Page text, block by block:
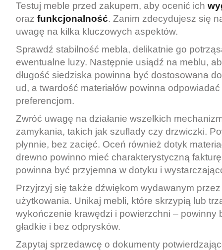
Testuj meble przed zakupem, aby ocenić ich
oraz funkcjonalność. Zanim zdecydujesz się
uwagę na kilka kluczowych aspektów.
Sprawdź stabilność mebla, delikatnie go
ewentualne luzy. Następnie usiądź na meblu,
długość siedziska powinna być dostosowana
ud, a twardość materiałów powinna
preferencjom.
Zwróć uwagę na działanie wszelkich
zamykania, takich jak szuflady czy drzwiczki.
płynnie, bez zacięć. Oceń również dotyk
drewno powinno mieć charakterystyczną
powinna być przyjemna w dotyku i
Przyjrzyj się także dźwiękom wydawanym
użytkowania. Unikaj mebli, które skrzypią lub
wykończenie krawędzi i powierzchni – powinny
gładkie i bez odprysków.
Zapytaj sprzedawcę o dokumenty